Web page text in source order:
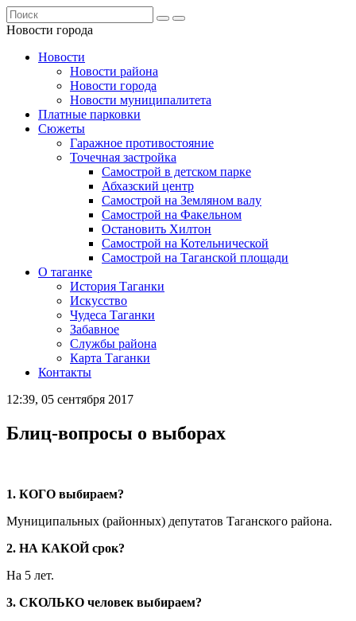
Новости города
Новости
Новости района
Новости города
Новости муниципалитета
Платные парковки
Сюжеты
Гаражное противостояние
Точечная застройка
Самострой в детском парке
Абхазский центр
Самострой на Земляном валу
Самострой на Факельном
Остановить Хилтон
Самострой на Котельнической
Самострой на Таганской площади
О таганке
История Таганки
Искусство
Чудеса Таганки
Забавное
Службы района
Карта Таганки
Контакты
12:39, 05 сентября 2017
Блиц-вопросы о выборах
1. КОГО выбираем?
Муниципальных (районных) депутатов Таганского района.
2. НА КАКОЙ срок?
На 5 лет.
3. СКОЛЬКО человек выбираем?